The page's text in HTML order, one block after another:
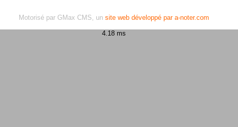
Motorisé par GMax CMS, un site web développé par a-noter.com
4.18 ms